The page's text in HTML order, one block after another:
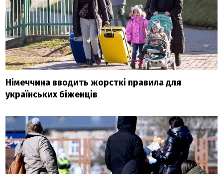
Німеччина вводить жорсткі правила для
українських біженців